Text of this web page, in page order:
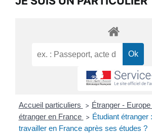
Accueil particuliers > Étranger - Europe
étranger en France > Étudiant étranger
travailler en France après ses études ?